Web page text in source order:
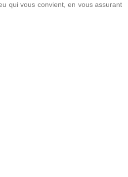
qui vous convient, en vous assurant